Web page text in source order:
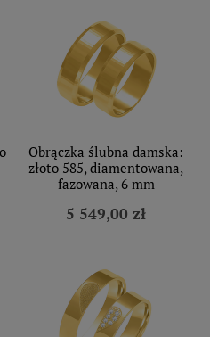
Obrączka ślubna damska:
złoto 585, diamentowana,
fazowana, 6 mm
5 549,00 zł